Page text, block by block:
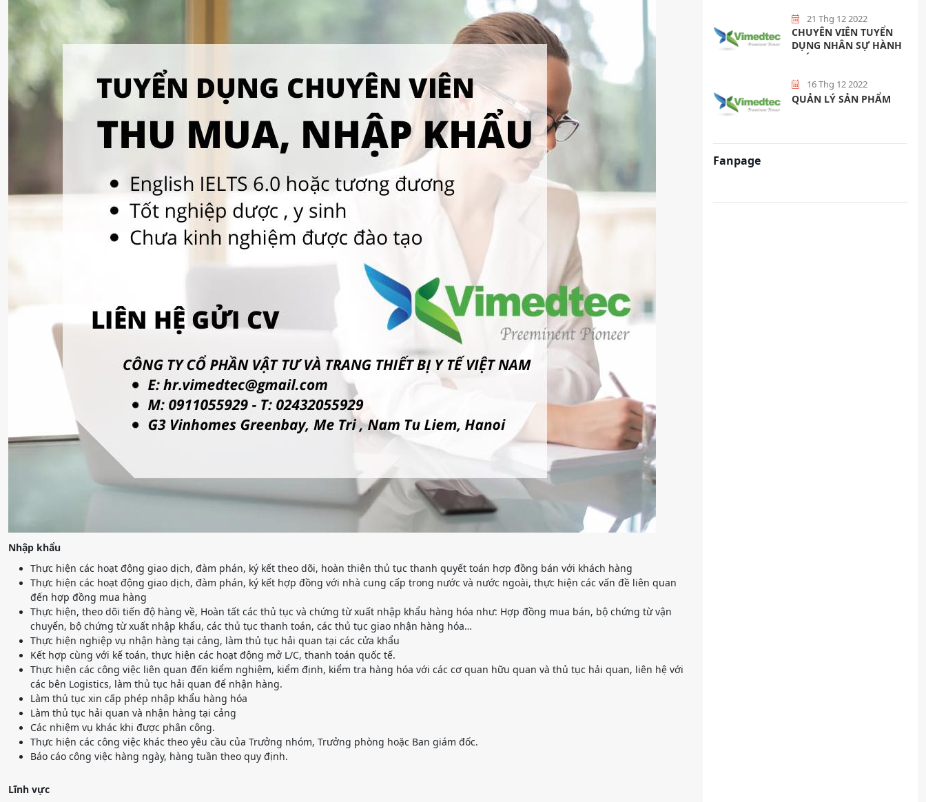
Nhập khẩu
Thực hiện các hoạt động giao dịch, đàm phán, ký kết theo dõi, hoàn thiện thủ tục thanh quyết toán hợp đồng bán với khách hàng
Thực hiện các hoạt động giao dịch, đàm phán, ký kết hợp đồng với nhà cung cấp trong nước và nước ngoài, thực hiện các vấn đề liên quan
đến hợp đồng mua hàng
Thực hiện, theo dõi tiến độ hàng về, Hoàn tất các thủ tục và chứng từ xuất nhập khẩu hàng hóa như: Hợp đồng mua bán, bộ chứng từ vận
chuyển, bộ chứng từ xuất nhập khẩu, các thủ tục thanh toán, các thủ tục giao nhận hàng hóa…
Thực hiện nghiệp vụ nhận hàng tại cảng, làm thủ tục hải quan tại các cửa khẩu
Kết hợp cùng với kế toán, thực hiện các hoạt động mở L/C, thanh toán quốc tế.
Thực hiện các công việc liên quan đến kiểm nghiệm, kiểm định, kiểm tra hàng hóa với các cơ quan hữu quan và thủ tục hải quan, liên hệ với
các bên Logistics, làm thủ tục hải quan để nhận hàng.
Làm thủ tục xin cấp phép nhập khẩu hàng hóa
Làm thủ tục hải quan và nhận hàng tại cảng
Các nhiệm vụ khác khi được phân công.
Thực hiện các công việc khác theo yêu cầu của Trưởng nhóm, Trưởng phòng hoặc Ban giám đốc.
Báo cáo công việc hàng ngày, hàng tuần theo quy định.
Lĩnh vực
21 Thg 12 2022
CHUYÊN VIÊN TUYỂN
DỤNG NHÂN SỰ HÀNH
CHÍNH
16 Thg 12 2022
QUẢN LÝ SẢN PHẨM
Fanpage